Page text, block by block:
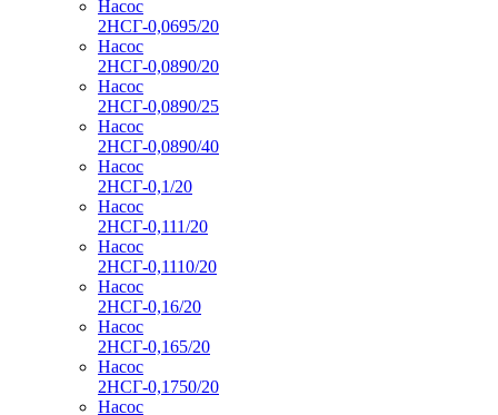
Насос
2НСГ-0,0695/20
Насос
2НСГ-0,0890/20
Насос
2НСГ-0,0890/25
Насос
2НСГ-0,0890/40
Насос
2НСГ-0,1/20
Насос
2НСГ-0,111/20
Насос
2НСГ-0,1110/20
Насос
2НСГ-0,16/20
Насос
2НСГ-0,165/20
Насос
2НСГ-0,1750/20
Насос